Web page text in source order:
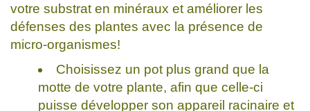
votre substrat en minéraux et améliorer les
défenses des plantes avec la présence de
micro-organismes!
Choisissez un pot plus grand que la
motte de votre plante, afin que celle-ci
puisse développer son appareil racinaire et